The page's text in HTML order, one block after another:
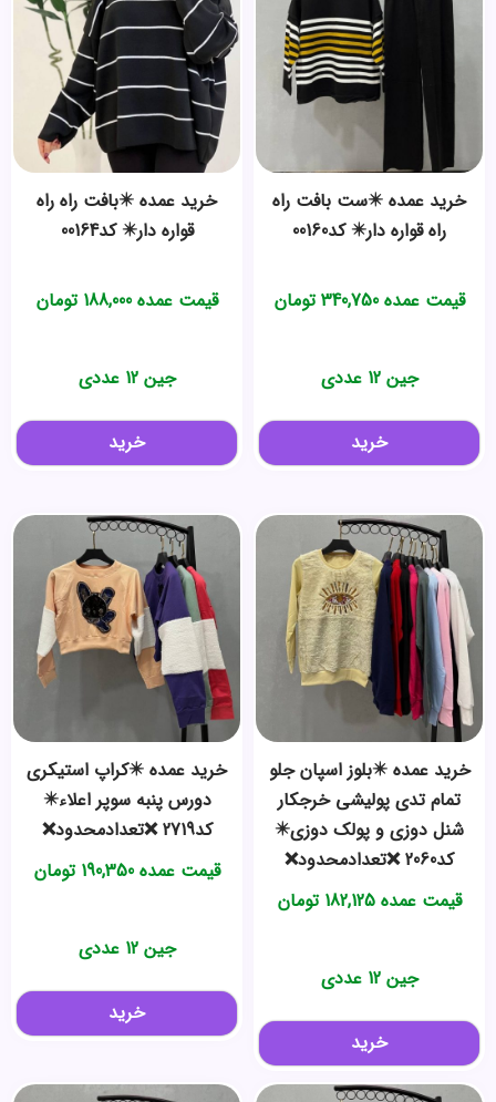
خرید عمده ✴️ست بافت راه
راه قواره دار✴️ کد00160
قیمت عمده340,750 تومان
جین 12 عددی
خرید
خرید عمده ✴️بافت راه راه
قواره دار✴️ کد00164
قیمت عمده188,000 تومان
جین 12 عددی
خرید
خرید عمده ✴️بلوز اسپان جلو
تمام تدی پولیشی خرجکار
شنل دوزی و پولک دوزی✴️
کد2060 ❌تعدادمحدود❌
قیمت عمده182,125 تومان
جین 12 عددی
خرید
خرید عمده ✴️کراپ استیکری
دورس پنبه سوپر اعلاء✴️
کد2719 ❌تعدادمحدود❌
قیمت عمده190,350 تومان
جین 12 عددی
خرید